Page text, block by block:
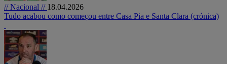
// Nacional // 18.04.2026
Tudo acabou como começou entre Casa Pia e Santa Clara (crónica)